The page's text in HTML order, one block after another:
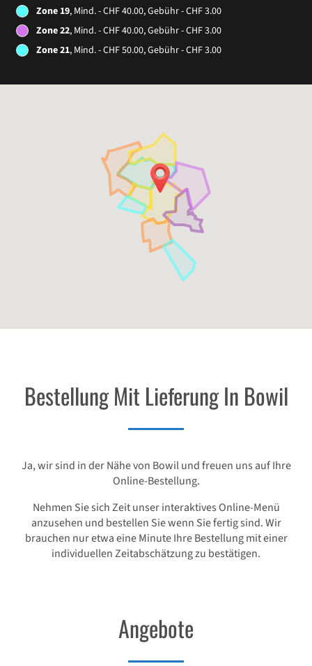
Zone 19, Mind. - CHF 40.00, Gebühr - CHF 3.00
Zone 22, Mind. - CHF 40.00, Gebühr - CHF 3.00
Zone 21, Mind. - CHF 50.00, Gebühr - CHF 3.00
Bestellung Mit Lieferung In Bowil
Ja, wir sind in der Nähe von Bowil und freuen uns auf Ihre
Online-Bestellung.
Nehmen Sie sich Zeit unser interaktives Online-Menü
anzusehen und bestellen Sie wenn Sie fertig sind. Wir
brauchen nur etwa eine Minute Ihre Bestellung mit einer
individuellen Zeitabschätzung zu bestätigen.
Angebote